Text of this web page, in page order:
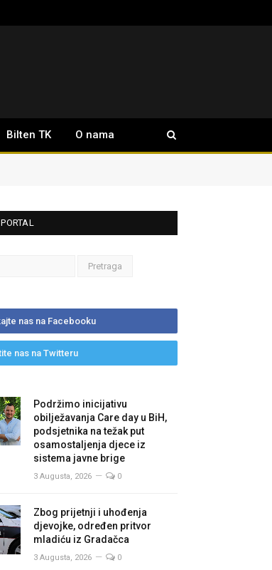
Bilten TK O nama
nas na Facebooku
nas na Twitteru
Podržimo inicijativu
obilježavanja Care day u BiH,
podsjetnika na težak put
osamostaljenja djece iz
sistema javne brige
3 Augusta, 2026 0
Zbog prijetnji i uhođenja
djevojke, određen pritvor
mladiću iz Gradačca
3 Augusta, 2026 0